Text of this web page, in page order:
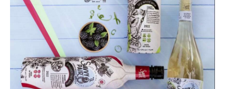
Argomenti
Pubblicità
Contatti